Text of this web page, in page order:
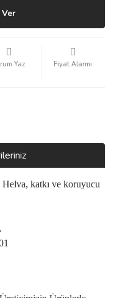
Yaz Fiyat Alarmı
Helva, katkı ve koruyucu